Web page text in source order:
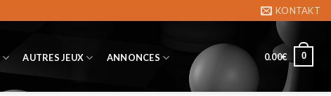
KONTAKT
AUTRES JEUX ANNONCES 0.00€ 0